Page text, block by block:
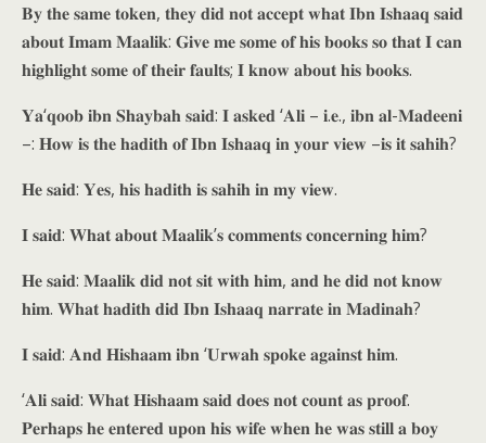
𝐁𝐲 𝐭𝐡𝐞 𝐬𝐚𝐦𝐞 𝐭𝐨𝐤𝐞𝐧, 𝐭𝐡𝐞𝐲 𝐝𝐢𝐝 𝐧𝐨𝐭 𝐚𝐜𝐜𝐞𝐩𝐭 𝐰𝐡𝐚𝐭 𝐈𝐛𝐧 𝐈𝐬𝐡𝐚𝐚𝐪 𝐬𝐚𝐢𝐝
𝐚𝐛𝐨𝐮𝐭 𝐈𝐦𝐚𝐦 𝐌𝐚𝐚𝐥𝐢𝐤: 𝐆𝐢𝐯𝐞 𝐦𝐞 𝐬𝐨𝐦𝐞 𝐨𝐟 𝐡𝐢𝐬 𝐛𝐨𝐨𝐤𝐬 𝐬𝐨 𝐭𝐡𝐚𝐭 𝐈 𝐜𝐚𝐧
𝐡𝐢𝐠𝐡𝐥𝐢𝐠𝐡𝐭 𝐬𝐨𝐦𝐞 𝐨𝐟 𝐭𝐡𝐞𝐢𝐫 𝐟𝐚𝐮𝐥𝐭𝐬; 𝐈 𝐤𝐧𝐨𝐰 𝐚𝐛𝐨𝐮𝐭 𝐡𝐢𝐬 𝐛𝐨𝐨𝐤𝐬.
𝐘𝐚‘𝐪𝐨𝐨𝐛 𝐢𝐛𝐧 𝐒𝐡𝐚𝐲𝐛𝐚𝐡 𝐬𝐚𝐢𝐝: 𝐈 𝐚𝐬𝐤𝐞𝐝 ‘𝐀𝐥𝐢 – 𝐢.𝐞., 𝐢𝐛𝐧 𝐚𝐥-𝐌𝐚𝐝𝐞𝐞𝐧𝐢
–: 𝐇𝐨𝐰 𝐢𝐬 𝐭𝐡𝐞 𝐡𝐚𝐝𝐢𝐭𝐡 𝐨𝐟 𝐈𝐛𝐧 𝐈𝐬𝐡𝐚𝐚𝐪 𝐢𝐧 𝐲𝐨𝐮𝐫 𝐯𝐢𝐞𝐰 –𝐢𝐬 𝐢𝐭 𝐬𝐚𝐡𝐢𝐡?
𝐇𝐞 𝐬𝐚𝐢𝐝: 𝐘𝐞𝐬, 𝐡𝐢𝐬 𝐡𝐚𝐝𝐢𝐭𝐡 𝐢𝐬 𝐬𝐚𝐡𝐢𝐡 𝐢𝐧 𝐦𝐲 𝐯𝐢𝐞𝐰.
𝐈 𝐬𝐚𝐢𝐝: 𝐖𝐡𝐚𝐭 𝐚𝐛𝐨𝐮𝐭 𝐌𝐚𝐚𝐥𝐢𝐤’𝐬 𝐜𝐨𝐦𝐦𝐞𝐧𝐭𝐬 𝐜𝐨𝐧𝐜𝐞𝐫𝐧𝐢𝐧𝐠 𝐡𝐢𝐦?
𝐇𝐞 𝐬𝐚𝐢𝐝: 𝐌𝐚𝐚𝐥𝐢𝐤 𝐝𝐢𝐝 𝐧𝐨𝐭 𝐬𝐢𝐭 𝐰𝐢𝐭𝐡 𝐡𝐢𝐦, 𝐚𝐧𝐝 𝐡𝐞 𝐝𝐢𝐝 𝐧𝐨𝐭 𝐤𝐧𝐨𝐰
𝐡𝐢𝐦. 𝐖𝐡𝐚𝐭 𝐡𝐚𝐝𝐢𝐭𝐡 𝐝𝐢𝐝 𝐈𝐛𝐧 𝐈𝐬𝐡𝐚𝐚𝐪 𝐧𝐚𝐫𝐫𝐚𝐭𝐞 𝐢𝐧 𝐌𝐚𝐝𝐢𝐧𝐚𝐡?
𝐈 𝐬𝐚𝐢𝐝: 𝐀𝐧𝐝 𝐇𝐢𝐬𝐡𝐚𝐚𝐦 𝐢𝐛𝐧 ‘𝐔𝐫𝐰𝐚𝐡 𝐬𝐩𝐨𝐤𝐞 𝐚𝐠𝐚𝐢𝐧𝐬𝐭 𝐡𝐢𝐦.
‘𝐀𝐥𝐢 𝐬𝐚𝐢𝐝: 𝐖𝐡𝐚𝐭 𝐇𝐢𝐬𝐡𝐚𝐚𝐦 𝐬𝐚𝐢𝐝 𝐝𝐨𝐞𝐬 𝐧𝐨𝐭 𝐜𝐨𝐮𝐧𝐭 𝐚𝐬 𝐩𝐫𝐨𝐨𝐟.
𝐏𝐞𝐫𝐡𝐚𝐩𝐬 𝐡𝐞 𝐞𝐧𝐭𝐞𝐫𝐞𝐝 𝐮𝐩𝐨𝐧 𝐡𝐢𝐬 𝐰𝐢𝐟𝐞 𝐰𝐡𝐞𝐧 𝐡𝐞 𝐰𝐚𝐬 𝐬𝐭𝐢𝐥𝐥 𝐚 𝐛𝐨𝐲